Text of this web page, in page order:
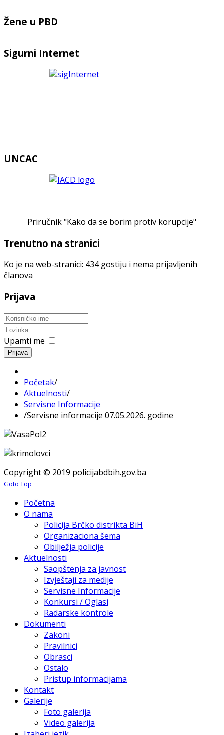
Žene u PBD
Sigurni Internet
UNCAC
Priručnik "Kako da se borim protiv korupcije"
Trenutno na stranici
Ko je na web-stranici: 434 gostiju i nema prijavljenih
članova
Prijava
Upamti me
Prijava
Početak/
Aktuelnosti/
Servisne Informacije
/Servisne informacije 07.05.2026. godine
Copyright © 2019 policijabdbih.gov.ba
Goto Top
Početna
O nama
Policija Brčko distrikta BiH
Organizaciona šema
Obilježja policije
Aktuelnosti
Saopštenja za javnost
Izvještaji za medije
Servisne Informacije
Konkursi / Oglasi
Radarske kontrole
Dokumenti
Zakoni
Pravilnici
Obrasci
Ostalo
Pristup informacijama
Kontakt
Galerije
Foto galerija
Video galerija